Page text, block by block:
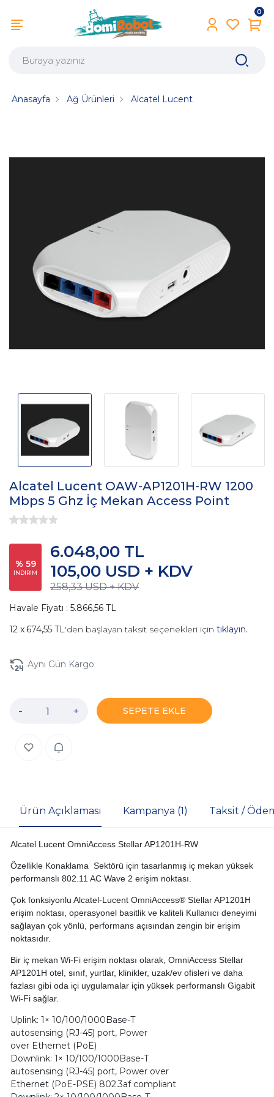
0
Anasayfa Ağ Ürünleri Alcatel Lucent
Alcatel Lucent OAW-AP1201H-RW 1200
Mbps 5 Ghz İç Mekan Access Point
% 59
İNDİRİM
258,33 USD + KDV
105,00 USD + KDV
6.048,00 TL
Havale Fiyatı : 5.866,56 TL
674,55 TL'den başlayan taksit seçenekleri için tıklayın.
Aynı Gün Kargo
- + SEPETE EKLE
Ürün Açıklaması Kampanya (1) Taksit /
Alcatel Lucent OmniAccess Stellar AP1201H-RW
Özellikle Konaklama Sektörü için tasarlanmış iç mekan yüksek
performanslı 802.11 AC Wave 2 erişim noktası.
Çok fonksiyonlu Alcatel-Lucent OmniAccess® Stellar AP1201H
erişim noktası, operasyonel basitlik ve kaliteli Kullanıcı deneyimi
sağlayan çok yönlü, performans açısından zengin bir erişim
noktasıdır.
Bir iç mekan Wi-Fi erişim noktası olarak, OmniAccess Stellar
AP1201H otel, sınıf, yurtlar, klinikler, uzak/ev ofisleri ve daha
fazlası gibi oda içi uygulamalar için yüksek performanslı Gigabit
Wi-Fi sağlar.
Uplink: 1× 10/100/1000Base-T
autosensing (RJ-45) port, Power
over Ethernet (PoE)
Downlink: 1× 10/100/1000Base-T
autosensing (RJ-45) port, Power over
Ethernet (PoE-PSE) 802.3af compliant